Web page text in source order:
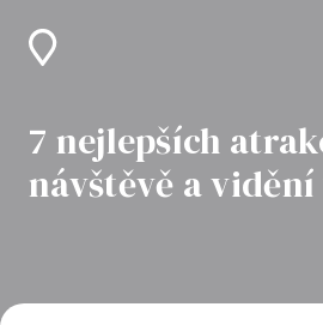
7 nejlepších
návštěvě a